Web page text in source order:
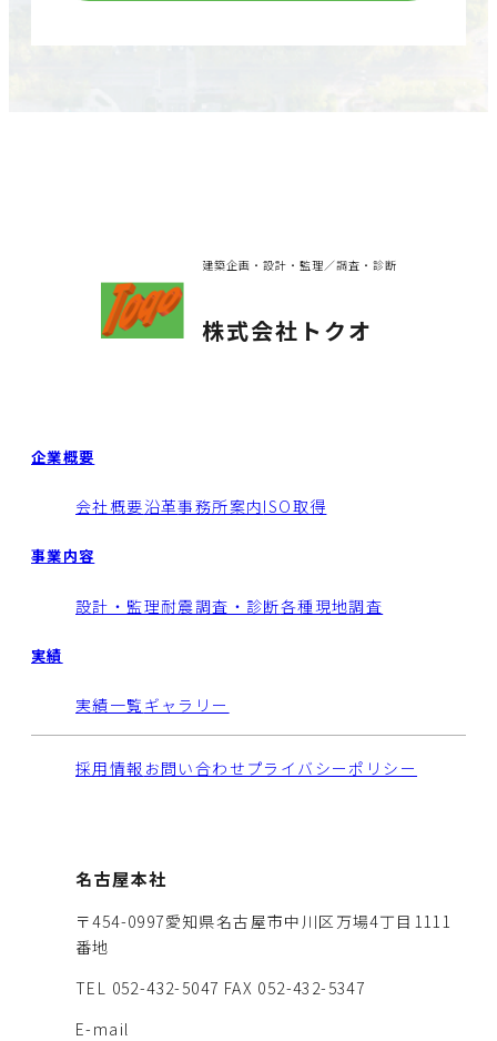
建築企画・設計・監理／調査・診断
株式会社トクオ
企業概要
会社概要沿革事務所案内ISO取得
事業内容
設計・監理耐震調査・診断各種現地調査
実績
実績一覧 ギャラリー
採用情報 お問い合わせ プライバシーポリシー
名古屋本社
〒454-0997愛知県名古屋市中川区万場4丁目1111
番地
TEL 052-432-5047 FAX 052-432-5347
E-mail